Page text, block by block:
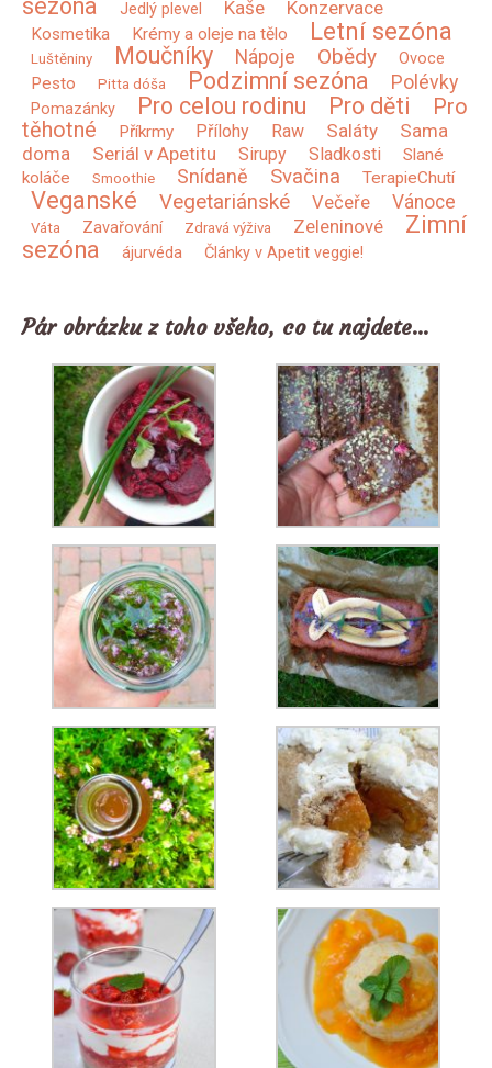
sezóna Jedlý plevel Kaše Konzervace
Kosmetika Krémy a oleje na tělo Letní sezóna
Luštěniny Moučníky Nápoje Obědy
Ovoce
Pesto
Pitta dóša Podzimní sezóna Polévky
Pomazánky Pro celou rodinu Pro děti
Pro
těhotné
Příkrmy Přílohy Raw Saláty
Sama
doma
Seriál v Apetitu Sirupy Sladkosti
Slané
koláče
Smoothie Snídaně Svačina TerapieChutí
Veganské Vegetariánské Večeře Vánoce
Váta Zavařování Zdravá výživa Zeleninové
Zimní
sezóna
ájurvéda Články v Apetit veggie!
Pár obrázku z toho všeho, co tu najdete…